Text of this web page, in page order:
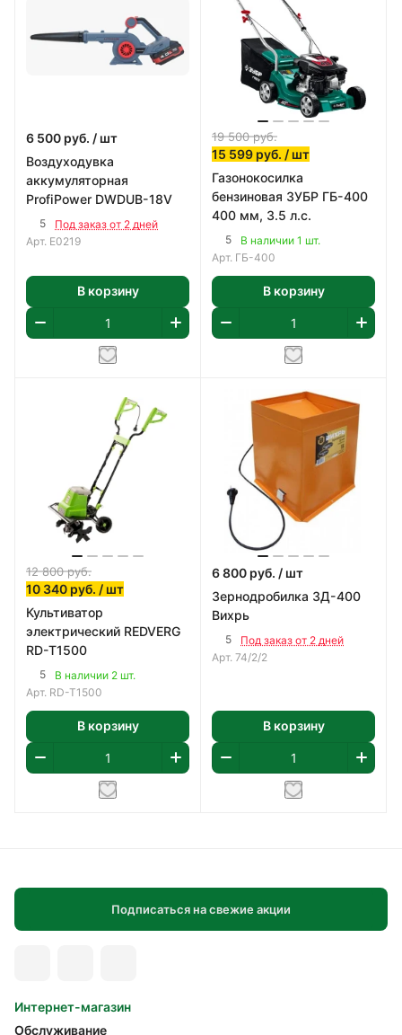
6 500 руб. / шт
Воздуходувка
аккумуляторная
ProfiPower DWDUB-18V
5
Под заказ от 2 дней
Арт. E0219
В корзину
19 500руб.
15 599 руб. / шт
Газонокосилка
бензиновая ЗУБР ГБ-400
400 мм, 3.5 л.с.
5
В наличии 1 шт.
Арт. ГБ-400
В корзину
12 800руб.
10 340 руб. / шт
Культиватор
электрический REDVERG
RD-T1500
5
В наличии 2 шт.
Арт. RD-T1500
В корзину
6 800 руб. / шт
Зернодробилка ЗД-400
Вихрь
5
Под заказ от 2 дней
Арт. 74/2/2
В корзину
Подписаться на свежие акции
Интернет-магазин
Обслуживание